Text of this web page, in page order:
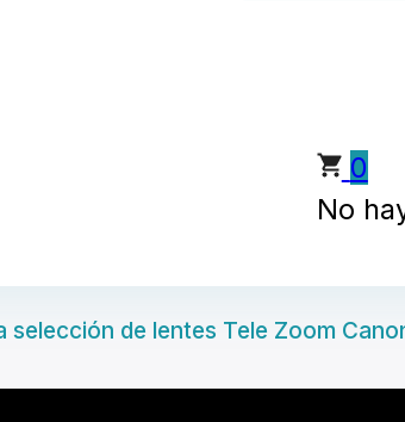
0
No
selección de lentes Tele Zoom